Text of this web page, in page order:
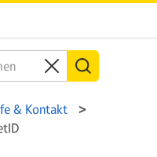
& Kontakt